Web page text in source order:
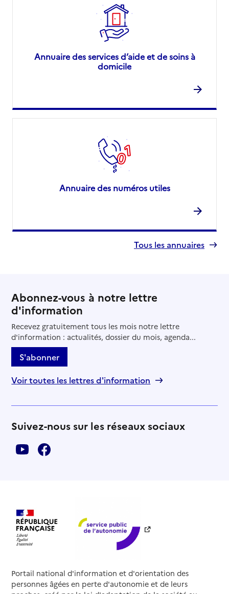
Annuaire des services d’aide et de soins à
domicile
Annuaire des numéros utiles
Tous les annuaires
Abonnez-vous à notre lettre
d'information
Recevez gratuitement tous les mois notre lettre
d'information : actualités, dossier du mois, agenda...
S'abonner
Voir toutes les lettres d'information
Suivez-nous sur les réseaux sociaux
Portail national d'information et d'orientation des
personnes âgées en perte d'autonomie et de leurs